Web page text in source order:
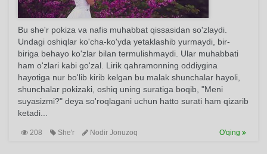
Bu she'r pokiza va nafis muhabbat qissasidan so'zlaydi.
Undagi oshiqlar ko'cha-ko'yda yetaklashib yurmaydi, bir-
biriga behayo ko'zlar bilan termulishmaydi. Ular muhabbati
ham o'zlari kabi go'zal. Lirik qahramonning oddiygina
hayotiga nur bo'lib kirib kelgan bu malak shunchalar hayoli,
shunchalar pokizaki, oshiq uning suratiga boqib, "Meni
suyasizmi?" deya so'roqlagani uchun hatto surati ham qizarib
ketadi...
208 She'r Nodir Jonuzoq O'qing